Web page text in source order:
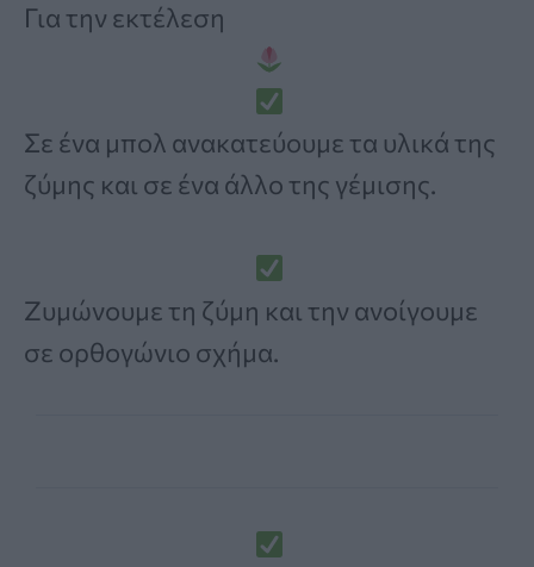
Για την εκτέλεση
Σε ένα μπολ ανακατεύουμε τα υλικά της
ζύμης και σε ένα άλλο της γέμισης.
Ζυμώνουμε τη ζύμη και την ανοίγουμε
σε ορθογώνιο σχήμα.